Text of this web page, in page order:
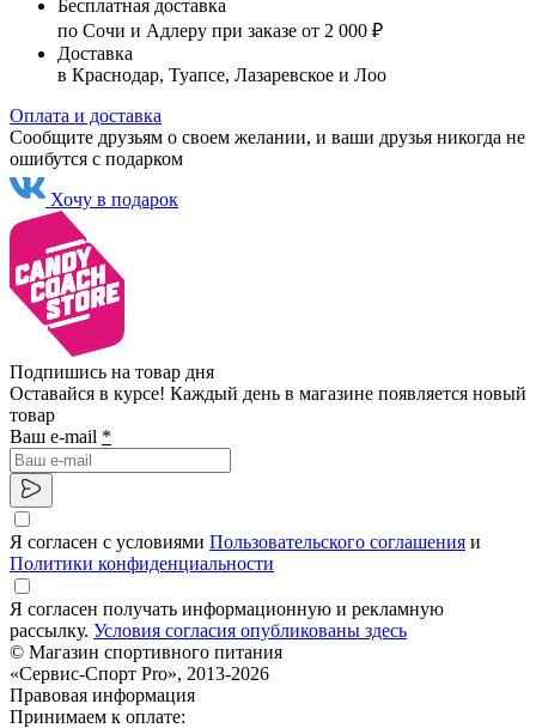
Бесплатная доставка
по Сочи и Адлеру при заказе от 2 000 ₽
Доставка
в Краснодар, Туапсе, Лазаревское и Лоо
Оплата и доставка
Сообщите друзьям о своем желании, и ваши друзья никогда не
ошибутся с подарком
Хочу в подарок
Подпишись на товар дня
Оставайся в курсе! Каждый день в магазине появляется новый
товар
Ваш e-mail *
Я согласен с условиями Пользовательского соглашения и
Политики конфиденциальности
Я согласен получать информационную и рекламную
рассылку. Условия согласия опубликованы здесь
© Магазин спортивного питания
«Сервис-Спорт Pro», 2013-2026
Правовая информация
Принимаем к оплате: